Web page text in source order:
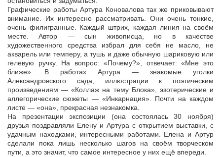
Графические работы Артура Коновалова так же приковывают
внимание. Их интересно рассматривать. Они очень тонкие,
очень филигранные. Каждый штрих, каждая линия на своём
месте. Автор — сын живописца, но в качестве
художественного средства избрал для себя не масло, не
акварель или темперу, а тушь и даже обычную шариковую или
гелевую ручку. На вопрос: «Почему?», отвечает: «Мне это
ближе». В работах Артура — знакомые уголки
Александровского сада, иллюстрации к поэтическим
произведениям — «Коллаж на тему Блока», эзотерические и
аллегорические сюжеты — «Инкарнация». Почти на каждом
листе — «она», прекрасная незнакомка.
На презентации экспозиции (она состоялась 30 ноября)
друзья поздравляли Елену и Артура с открытием выставки, с
удачным находками, интересными работами. Елена и Артур
сделали пока лишь несколько шагов на своём творческом
пути, а это значит, что самое интересное у них ещё впереди.